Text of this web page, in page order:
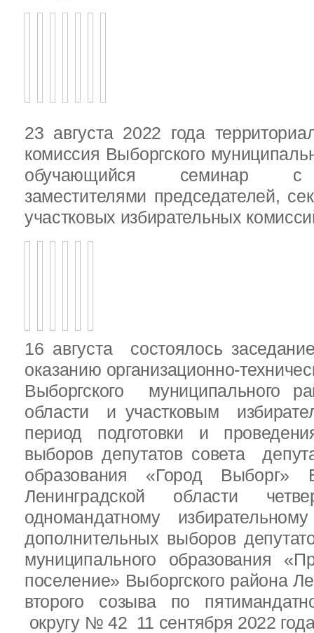
23 августа 2022 года
комиссия Выборгского
обучающийся семинар с
заместителями председателей,
участковых избирательных
16 августа состоялось
оказанию организационно-
Выборгского муниципального
области и участковым
период подготовки и
выборов депутатов совета
образования «Город Выборг»
Ленинградской области
одномандатному
дополнительных выборов
муниципального образования
поселение» Выборгского района
второго созыва по
округу № 42 11 сентября 2022